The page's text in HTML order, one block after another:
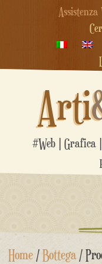
Assistenza
Arti
#Web | Grafica
Salta
Home /Bottega/